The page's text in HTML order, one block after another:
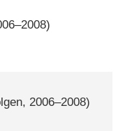
2006⁠–⁠2008)